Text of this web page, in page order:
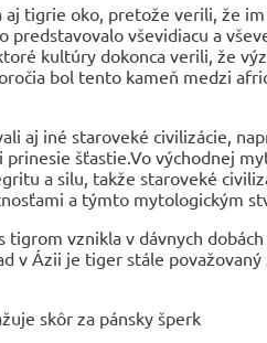
aj tigrie oko, pretože verili, že
predstavovalo vševidiacu a
kultúry dokonca verili, že
bol tento kameň medzi
aj iné staroveké civilizácie,
šťastie.Vo východnej
a silu, takže staroveké
a týmto mytologickým
tigrom vznikla v dávnych
v Ázii je tiger stále
skôr za pánsky šperk